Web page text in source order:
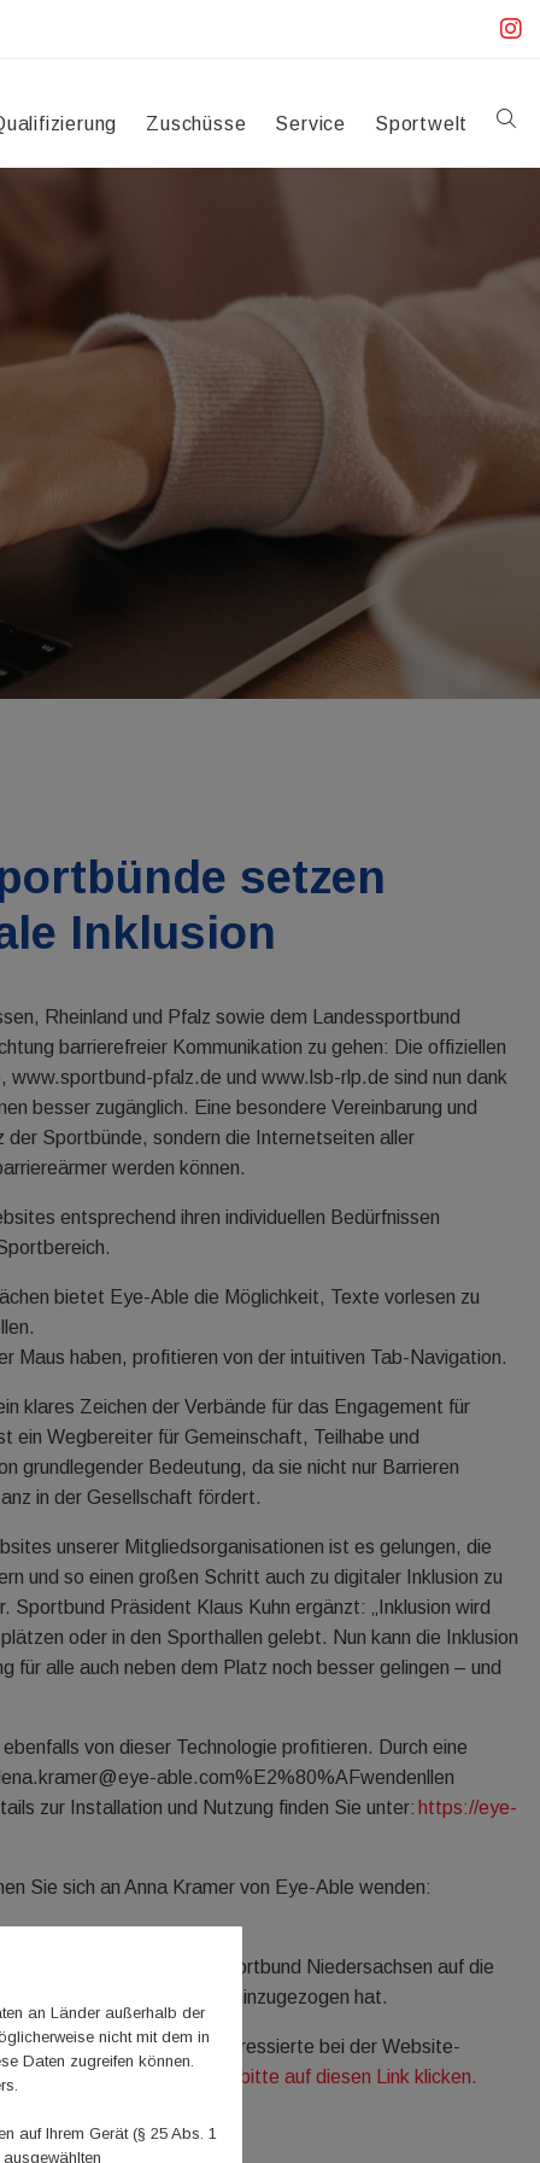
Zuschüsse Service Sportwelt
setzen
Inklusion
Rheinland und Pfalz sowie dem Landessportbund
barrierefreier Kommunikation zu gehen: Die offiziellen
pfalz.de und www.lsb-rlp.de sind nun dank
besser zugänglich. Eine besondere Vereinbarung und
der Sportbünde, sondern die Internetseiten aller
werden können.
entsprechend ihren individuellen Bedürfnissen
bietet Eye-Able die Möglichkeit, Texte vorlesen zu
Maus haben, profitieren von der intuitiven Tab-Navigation.
klares Zeichen der Verbände für das Engagement für
ein Wegbereiter für Gemeinschaft, Teilhabe und
grundlegender Bedeutung, da sie nicht nur Barrieren
in der Gesellschaft fördert.
unserer Mitgliedsorganisationen ist es gelungen, die
und so einen großen Schritt auch zu digitaler Inklusion zu
Präsident Klaus Kuhn ergänzt: „Inklusion wird
oder in den Sporthallen gelebt. Nun kann die Inklusion
für alle auch neben dem Platz noch besser gelingen – und
von dieser Technologie profitieren. Durch eine
able.com%E2%80%AFwendenllen
zur Installation und Nutzung finden Sie unter: https://eye-
Sie sich an Anna Kramer von Eye-Able wenden:
Pfalz, der beim Landessportbund Niedersachsen auf die
sowie die Sportbünde hinzugezogen hat.
Seminar statt, um Interessierte bei der Website-
erforderlich,
zur Teilnahme bitte auf diesen Link klicken.
an Länder außerhalb der
nicht mit dem in
Daten zugreifen können.
auf Ihrem Gerät (§ 25 Abs. 1